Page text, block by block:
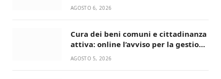
AGOSTO 6, 2026
Cura dei beni comuni e cittadinanza
attiva: online l’avviso per la gestione
condivisa della Villetta di Laureto
AGOSTO 5, 2026